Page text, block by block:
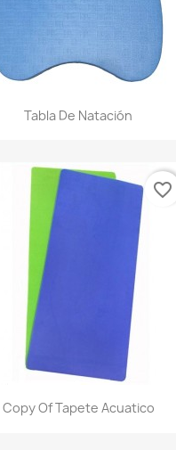
Tabla De Natación
Copy Of Tapete Acuatico
favorite_border